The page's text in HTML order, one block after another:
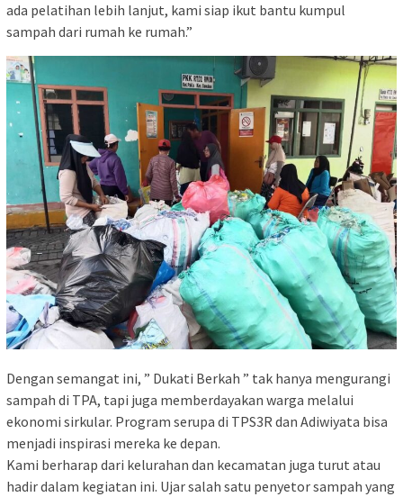
ada pelatihan lebih lanjut, kami siap ikut bantu kumpul
sampah dari rumah ke rumah.”
Dengan semangat ini, ” Dukati Berkah ” tak hanya mengurangi
sampah di TPA, tapi juga memberdayakan warga melalui
ekonomi sirkular. Program serupa di TPS3R dan Adiwiyata bisa
menjadi inspirasi mereka ke depan.
Kami berharap dari kelurahan dan kecamatan juga turut atau
hadir dalam kegiatan ini. Ujar salah satu penyetor sampah yang